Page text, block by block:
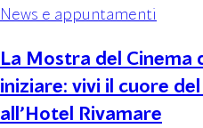
News e appuntamenti
La Mostra del Cinema
iniziare: vivi il cuore
all’Hotel Rivamare